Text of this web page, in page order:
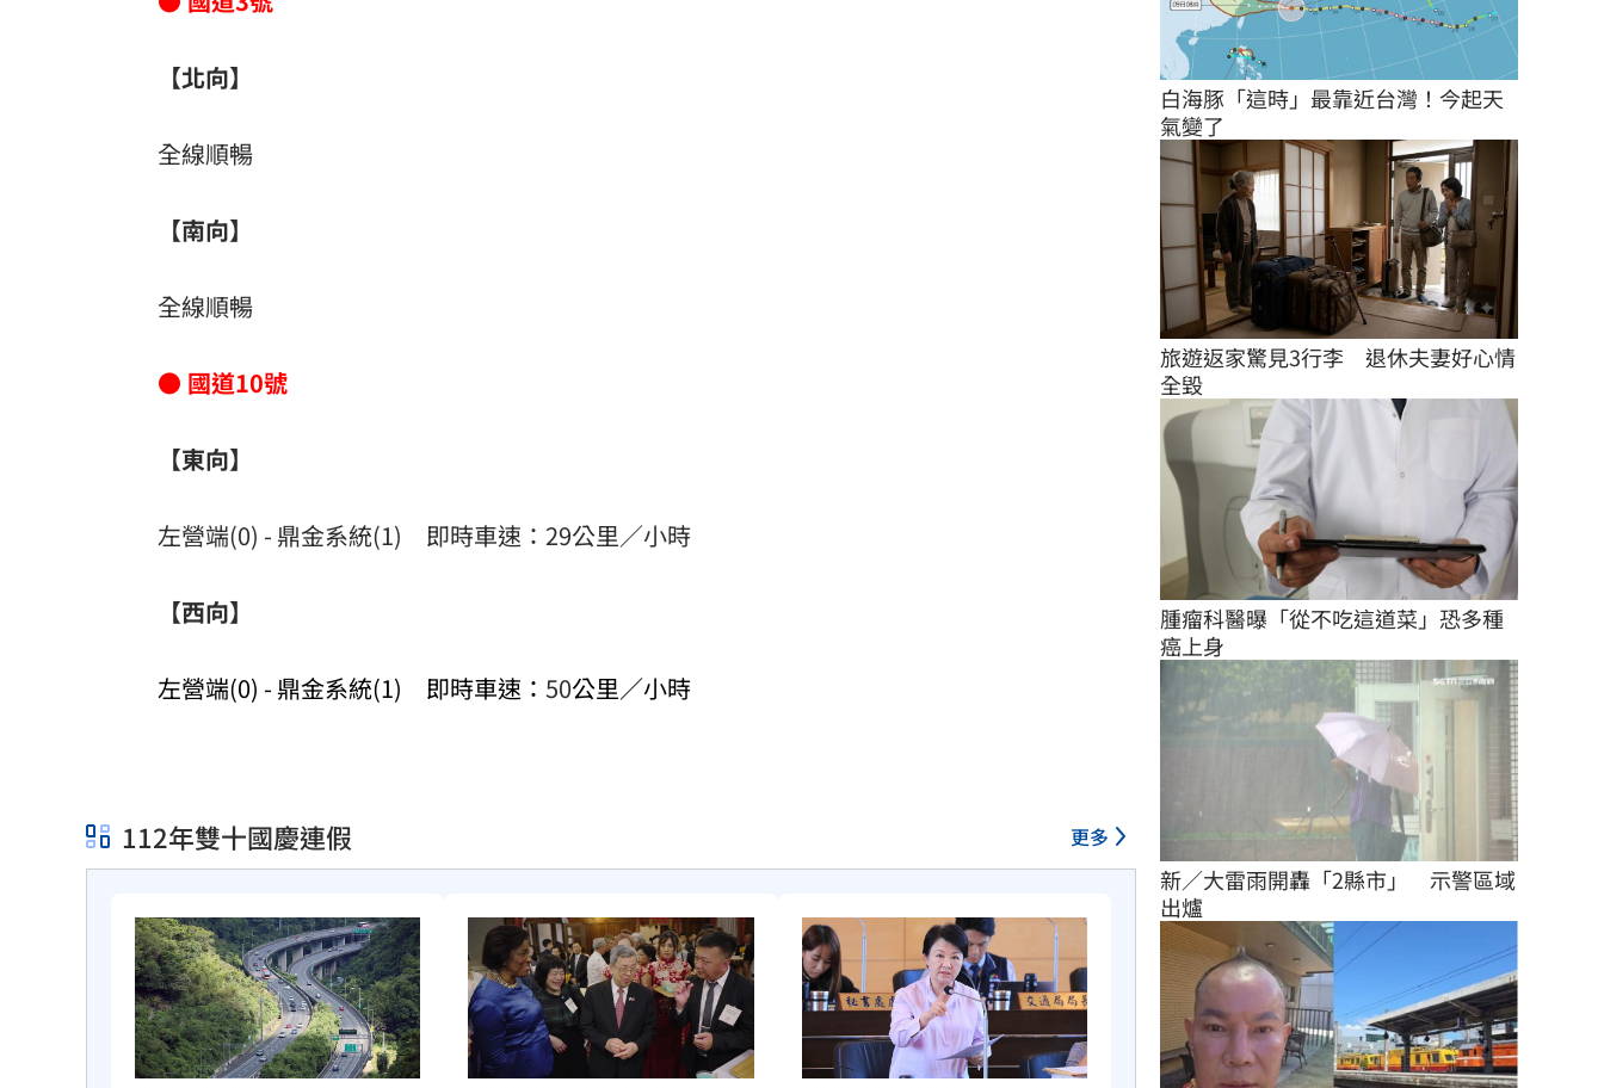
【北向】
全線順暢
【南向】
全線順暢
● 國道10號
【東向】
左營端(0) - 鼎金系統(1) 即時車速：29公里／小時
【西向】
左營端(0) - 鼎金系統(1) 即時車速： 50公里／小時
112年雙十國慶連假 更多
白海豚「這時」最靠近台灣！今起天
氣變了
旅遊返家驚見3行李　退休夫妻好心情
全毀
腫瘤科醫曝「從不吃這道菜」恐多種
癌上身
新／大雷雨開轟「2縣市」　示警區域
出爐